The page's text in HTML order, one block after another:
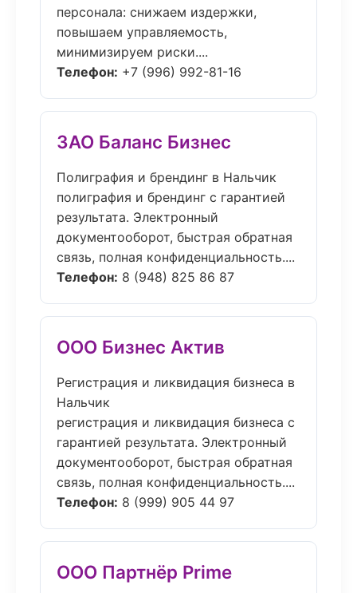
персонала: снижаем издержки,
повышаем управляемость,
минимизируем риски....
Телефон: +7 (996) 992-81-16
ЗАО Баланс Бизнес
Полиграфия и брендинг в Нальчик
полиграфия и брендинг с гарантией
результата. Электронный
документооборот, быстрая обратная
связь, полная конфиденциальность....
Телефон: 8 (948) 825 86 87
ООО Бизнес Актив
Регистрация и ликвидация бизнеса в
Нальчик
регистрация и ликвидация бизнеса с
гарантией результата. Электронный
документооборот, быстрая обратная
связь, полная конфиденциальность....
Телефон: 8 (999) 905 44 97
ООО Партнёр Prime